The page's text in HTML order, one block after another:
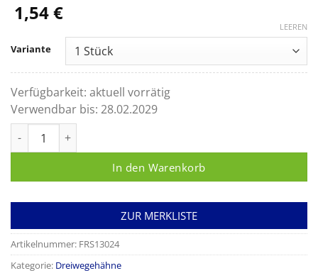
1,54€
Variante
LEEREN
Verfügbarkeit: aktuell vorrätig
Verwendbar bis: 28.02.2029
In den Warenkorb
ZUR MERKLISTE
Artikelnummer: FRS13024
Kategorie: Dreiwegehähne